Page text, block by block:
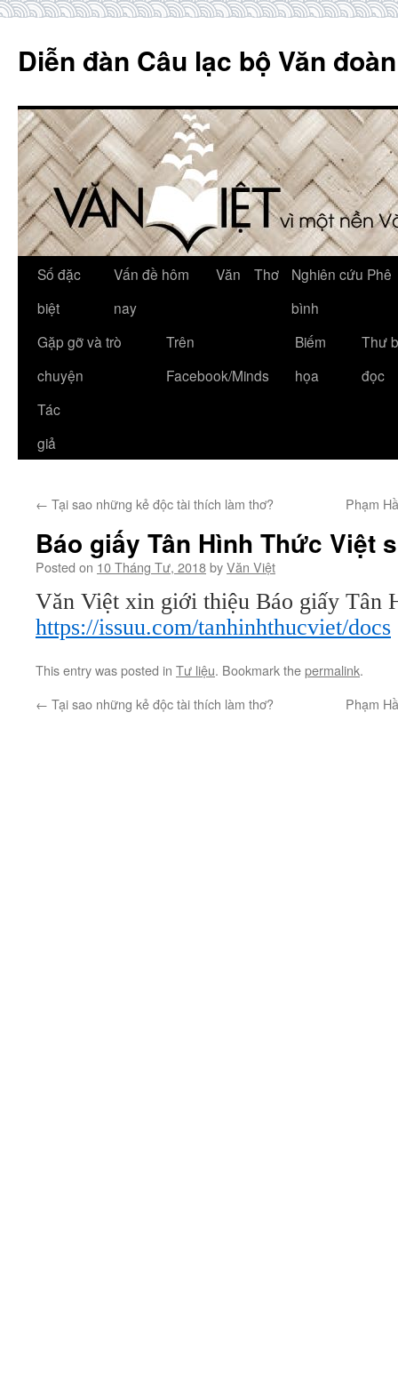
content
Diễn đàn Câu lạc bộ Văn
Số đặc
biệt
Vấn đề hôm
nay
Văn Thơ
Nghiên cứu Phê
bình
Gặp gỡ và trò
chuyện
Trên
Facebook/Minds
Biếm
họa
Thư
đọc
Tác
giả
← Tại sao những kẻ độc tài thích làm thơ? Phạm
Báo giấy Tân Hình Thức Việt
Posted on 10 Tháng Tư, 2018byVăn Việt
Văn Việt xin giới thiệu Báo giấy Tân
https://issuu.com/tanhinhthucviet/docs
This entry was posted in Tư liệu. Bookmark thepermalink.
← Tại sao những kẻ độc tài thích làm thơ? Phạm